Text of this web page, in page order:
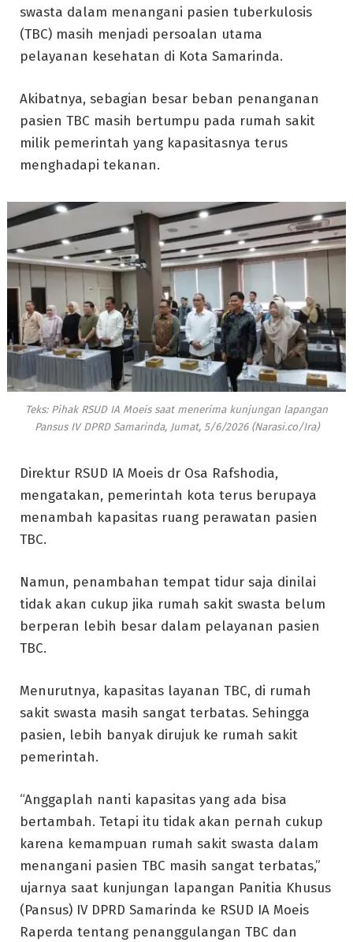
swasta dalam menangani pasien tuberkulosis
(TBC) masih menjadi persoalan utama
pelayanan kesehatan di Kota Samarinda.
Akibatnya, sebagian besar beban penanganan
pasien TBC masih bertumpu pada rumah sakit
milik pemerintah yang kapasitasnya terus
menghadapi tekanan.
Teks: Pihak RSUD IA Moeis saat menerima kunjungan lapangan
Pansus IV DPRD Samarinda, Jumat, 5/6/2026 (Narasi.co/Ira)
Direktur RSUD IA Moeis dr Osa Rafshodia,
mengatakan, pemerintah kota terus berupaya
menambah kapasitas ruang perawatan pasien
TBC.
Namun, penambahan tempat tidur saja dinilai
tidak akan cukup jika rumah sakit swasta belum
berperan lebih besar dalam pelayanan pasien
TBC.
Menurutnya, kapasitas layanan TBC, di rumah
sakit swasta masih sangat terbatas. Sehingga
pasien, lebih banyak dirujuk ke rumah sakit
pemerintah.
“Anggaplah nanti kapasitas yang ada bisa
bertambah. Tetapi itu tidak akan pernah cukup
karena kemampuan rumah sakit swasta dalam
menangani pasien TBC masih sangat terbatas,”
ujarnya saat kunjungan lapangan Panitia Khusus
(Pansus) IV DPRD Samarinda ke RSUD IA Moeis
Raperda tentang penanggulangan TBC dan